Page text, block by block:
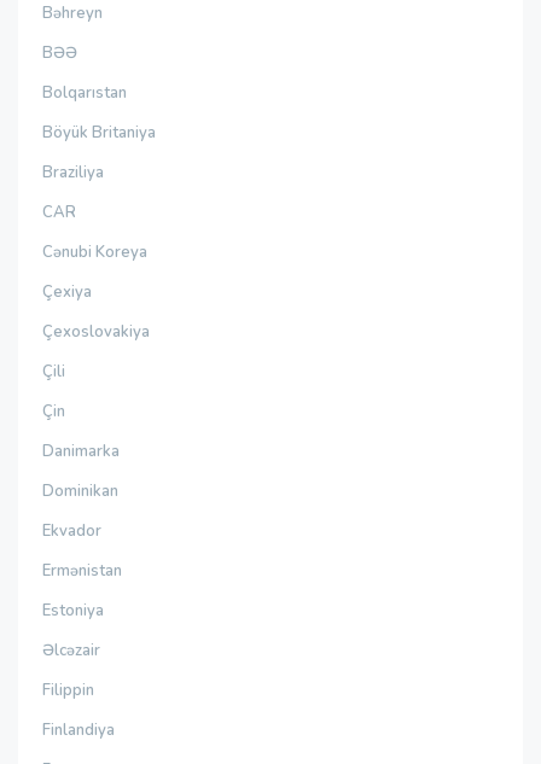
Bəhreyn
BƏƏ
Bolqarıstan
Böyük Britaniya
Braziliya
CAR
Cənubi Koreya
Çexiya
Çexoslovakiya
Çili
Çin
Danimarka
Dominikan
Ekvador
Ermənistan
Estoniya
Əlcəzair
Filippin
Finlandiya